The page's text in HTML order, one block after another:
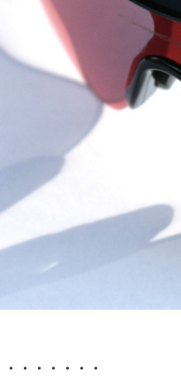
・・・・・・